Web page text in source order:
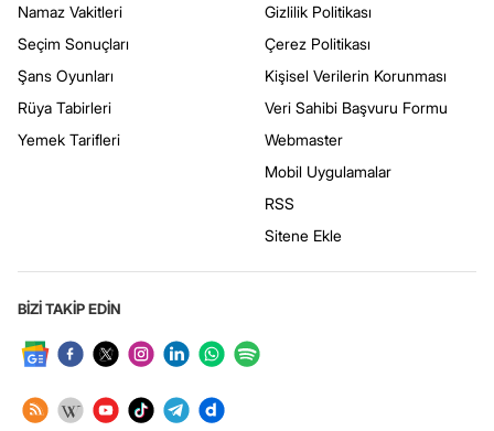
Namaz Vakitleri
Seçim Sonuçları
Şans Oyunları
Rüya Tabirleri
Yemek Tarifleri
Gizlilik Politikası
Çerez Politikası
Kişisel Verilerin Korunması
Veri Sahibi Başvuru Formu
Webmaster
Mobil Uygulamalar
RSS
Sitene Ekle
BİZİ TAKİP EDİN